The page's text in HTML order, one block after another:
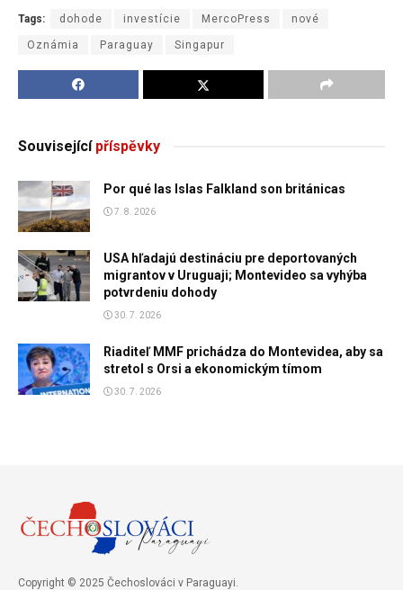
Tags: dohode investície MercoPress nové
Oznámia Paraguay Singapur
Souvisejícípříspěvky
Por qué las Islas Falkland son británicas
7. 8. 2026
USA hľadajú destináciu pre deportovaných
migrantov v Uruguaji; Montevideo sa vyhýba
potvrdeniu dohody
30. 7. 2026
Riaditeľ MMF prichádza do Montevidea, aby sa
stretol s Orsi a ekonomickým tímom
30. 7. 2026
Copyright © 2025 Čechoslováci v Paraguayi.